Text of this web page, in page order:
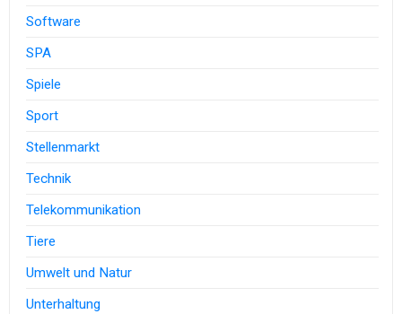
Software
SPA
Spiele
Sport
Stellenmarkt
Technik
Telekommunikation
Tiere
Umwelt und Natur
Unterhaltung